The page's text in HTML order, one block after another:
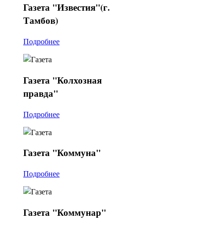
Газета "Известия"(г.
Тамбов)
Подробнее
Газета "Колхозная
правда"
Подробнее
Газета "Коммуна"
Подробнее
Газета "Коммунар"